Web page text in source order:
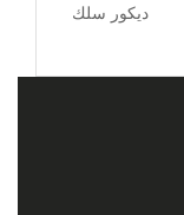
ديكور سلك